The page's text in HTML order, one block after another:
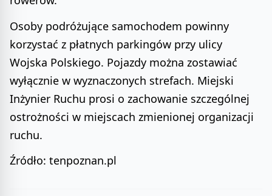
Osoby podróżujące samochodem powinny
korzystać z płatnych parkingów przy ulicy
Wojska Polskiego. Pojazdy można zostawiać
wyłącznie w wyznaczonych strefach. Miejski
Inżynier Ruchu prosi o zachowanie szczególnej
ostrożności w miejscach zmienionej organizacji
ruchu.
Źródło: tenpoznan.pl